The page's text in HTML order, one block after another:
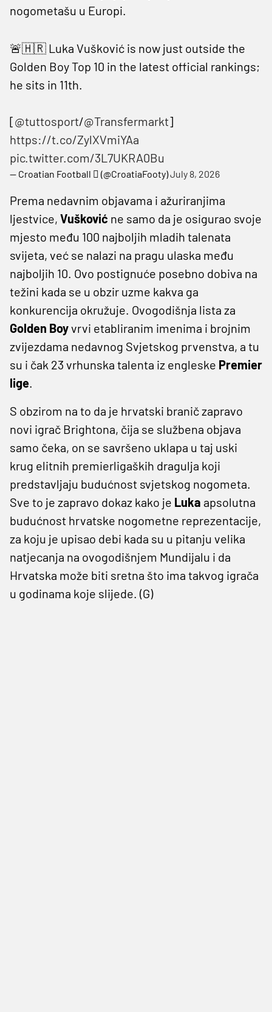
nogometašu u Europi.
🚨🇭🇷 Luka Vušković is now just outside the
Golden Boy Top 10 in the latest official rankings;
he sits in 11th.
[@tuttosport/@Transfermarkt]
https://t.co/ZylXVmiYAa
pic.twitter.com/3L7UKRA0Bu
— Croatian Football  (@CroatiaFooty)July 8, 2026
Prema nedavnim objavama i ažuriranjima
ljestvice, Vušković ne samo da je osigurao svoje
mjesto među 100 najboljih mladih talenata
svijeta, već se nalazi na pragu ulaska među
najboljih 10. Ovo postignuće posebno dobiva na
težini kada se u obzir uzme kakva ga
konkurencija okružuje. Ovogodišnja lista za
Golden Boyvrvi etabliranim imenima i brojnim
zvijezdama nedavnog Svjetskog prvenstva, a tu
su i čak 23 vrhunska talenta iz engleske Premier
lige.
S obzirom na to da je hrvatski branič zapravo
novi igrač Brightona, čija se službena objava
samo čeka, on se savršeno uklapa u taj uski
krug elitnih premierligaških dragulja koji
predstavljaju budućnost svjetskog nogometa.
Sve to je zapravo dokaz kako je Luka apsolutna
budućnost hrvatske nogometne reprezentacije,
za koju je upisao debi kada su u pitanju velika
natjecanja na ovogodišnjem Mundijalu i da
Hrvatska može biti sretna što ima takvog igrača
u godinama koje slijede. (G)